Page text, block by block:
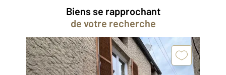
Biens se rapprochant
de votre recherche